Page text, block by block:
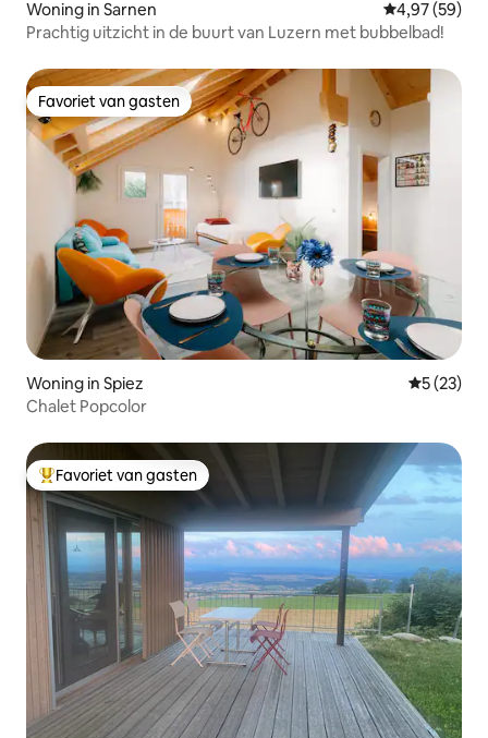
Woning in Sarnen Gemiddelde
4,97 (59)
Prachtig uitzicht in de buurt van Luzern met bubbelbad!
Favoriet van gasten
Favoriet van gasten
Woning in Spiez
5 (23)
Chalet Popcolor
Topfavoriet van gasten
Favoriet van gasten